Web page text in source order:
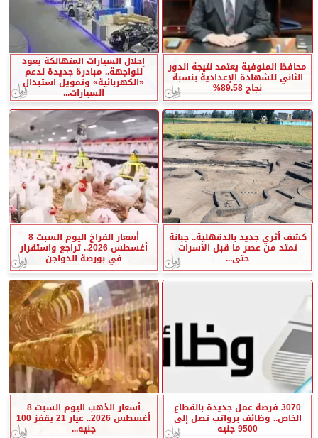
محافظ المنوفية يعتمد نتيجة الدور
الثاني للشهادة الإعدادية بنسبة
نجاح 89.58%
إحلال السيارات المتهالكة يعود
للواجهة.. مبادرة جديدة لدعم
«الكهربائية» وتمويل استبدال
السيارات...
كشف أثري جديد بالدقهلية.. جبانة
تمتد من عصر ما قبل الأسرات
حتى...
أسعار الفراخ اليوم السبت 8
أغسطس 2026.. تراجع واستقرار
في بورصة الدواجن
3070 فرصة عمل جديدة بالقطاع
الخاص.. وظائف برواتب تصل إلى
9500 جنيه
أسعار الذهب اليوم السبت 8
أغسطس 2026.. عيار 21 يقفز 100
جنيه...